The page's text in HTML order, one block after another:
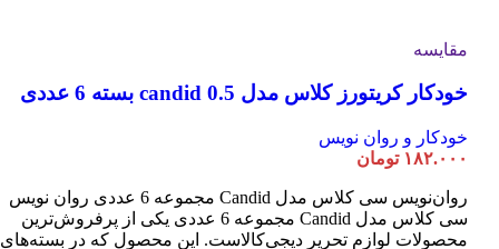
مقایسه
خودکار کریتورز کلاس مدل candid 0.5 بسته 6 عددی
خودکار و روان نویس
۱۸۲.۰۰۰ تومان
روان‌نویس سی کلاس مدل Candid مجموعه 6 عددی روان نویس
سی کلاس مدل Candid مجموعه 6 عددی یکی از پرفروش‌ترین